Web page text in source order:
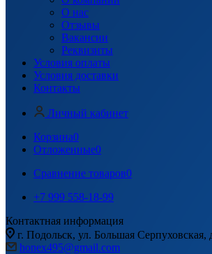
О нас
Отзывы
Вакансии
Реквизиты
Условия оплаты
Условия доставки
Контакты
Личный кабинет
Корзина0
Отложенные0
Сравнение товаров0
+7 999 558-18-99
Контактная информация
г. Подольск, ул. Большая Серпуховская,
honex495@gmail.com